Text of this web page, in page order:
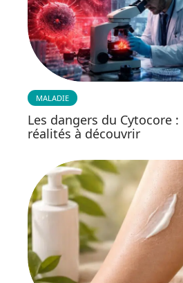
MALADIE
Les dangers du Cytocore
réalités à découvrir